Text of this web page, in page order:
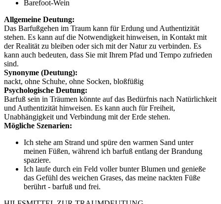
Barefoot-Wein
Allgemeine Deutung:
Das Barfußgehen im Traum kann für Erdung und Authentizität
stehen. Es kann auf die Notwendigkeit hinweisen, in Kontakt mit
der Realität zu bleiben oder sich mit der Natur zu verbinden. Es
kann auch bedeuten, dass Sie mit Ihrem Pfad und Tempo zufrieden
sind.
Synonyme (Deutung):
nackt, ohne Schuhe, ohne Socken, bloßfüßig
Psychologische Deutung:
Barfuß sein in Träumen könnte auf das Bedürfnis nach Natürlichkeit
und Authentizität hinweisen. Es kann auch für Freiheit,
Unabhängigkeit und Verbindung mit der Erde stehen.
Mögliche Szenarien:
Ich stehe am Strand und spüre den warmen Sand unter
meinen Füßen, während ich barfuß entlang der Brandung
spaziere.
Ich laufe durch ein Feld voller bunter Blumen und genieße
das Gefühl des weichen Grases, das meine nackten Füße
berührt - barfuß und frei.